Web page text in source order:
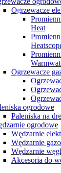
Ogrzewacze
Heat
Ogrzewacze
ogrodowe
Paleniska na
ogrodowe
Wędzarnie
Wędzarnie
Wędzarnie
Akcesoria do